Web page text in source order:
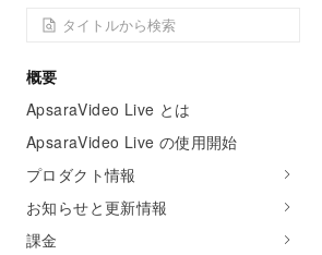
概要
ApsaraVideo Live とは
ApsaraVideo Live の使用開始
プロダクト情報
お知らせと更新情報
課金